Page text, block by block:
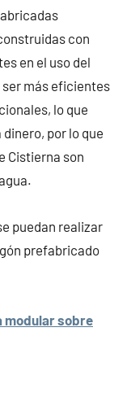
con
en el uso del
más eficientes
lo que
por lo que
Cistierna son
puedan realizar
prefabricado
modular sobre